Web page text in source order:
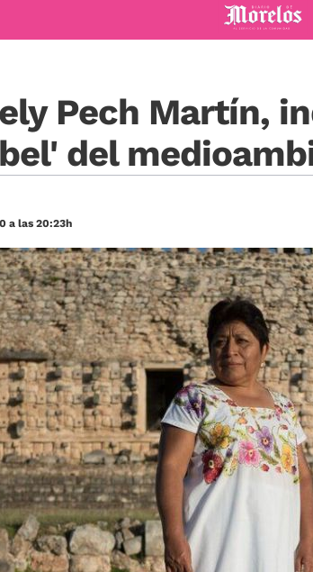
Diario de Morelos
Pech Martín,
del
a las 20:23h